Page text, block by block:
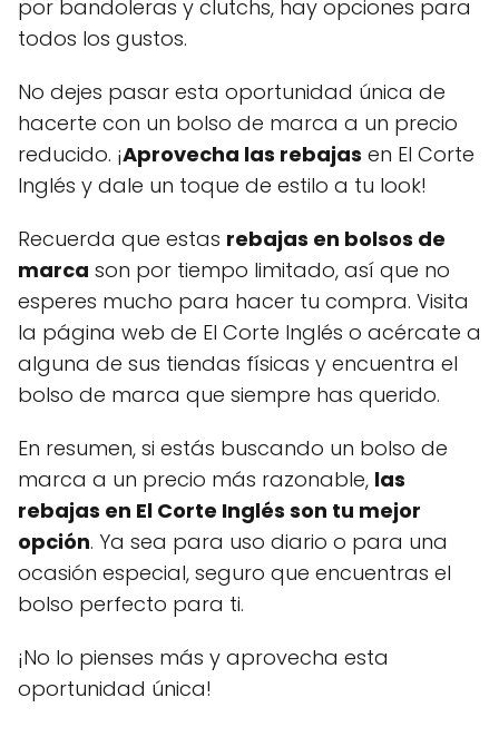
por bandoleras y clutchs, hay opciones para
todos los gustos.
No dejes pasar esta oportunidad única de
hacerte con un bolso de marca a un precio
reducido. ¡Aprovecha las rebajas en El Corte
Inglés y dale un toque de estilo a tu look!
Recuerda que estas rebajas en bolsos de
marca son por tiempo limitado, así que no
esperes mucho para hacer tu compra. Visita
la página web de El Corte Inglés o acércate a
alguna de sus tiendas físicas y encuentra el
bolso de marca que siempre has querido.
En resumen, si estás buscando un bolso de
marca a un precio más razonable, las
rebajas en El Corte Inglés son tu mejor
opción. Ya sea para uso diario o para una
ocasión especial, seguro que encuentras el
bolso perfecto para ti.
¡No lo pienses más y aprovecha esta
oportunidad única!